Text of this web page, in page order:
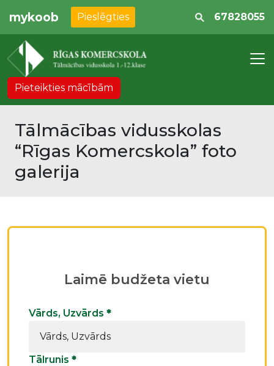
mykoob Pieslēgties 67828055
Pieteikties mācībām
Tālmācības vidusskolas
“Rīgas Komercskola” foto
galerija
Laimē budžeta vietu
Vārds, Uzvārds *
Tālrunis *